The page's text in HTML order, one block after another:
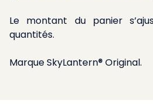
Le montant du panier
quantités.
Marque SkyLantern® Original.